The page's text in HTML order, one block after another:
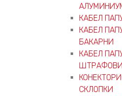
КАБЕЛ
КАБЕЛ
БАКАРНИ
КАБЕЛ
СКЛОПКИ